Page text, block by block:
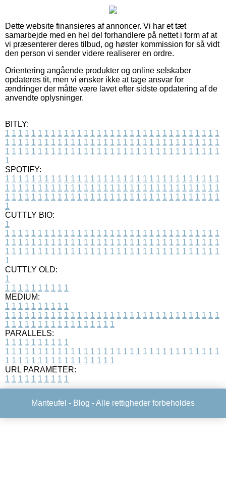
Dette website finansieres af annoncer. Vi har et tæt
samarbejde med en hel del forhandlere på nettet i form af at
vi præsenterer deres tilbud, og høster kommission for så vidt
den person vi sender videre realiserer en ordre.
Orientering angående produkter og online selskaber
opdateres tit, men vi ønsker ikke at tage ansvar for
ændringer der måtte være lavet efter sidste opdatering af de
anvendte oplysninger.
BITLY:
1 1 1 1 1 1 1 1 1 1 1 1 1 1 1 1 1 1 1 1 1 1 1 1 1 1 1 1 1 1 1 1 1
1 1 1 1 1 1 1 1 1 1 1 1 1 1 1 1 1 1 1 1 1 1 1 1 1 1 1 1 1 1 1 1 1
1 1 1 1 1 1 1 1 1 1 1 1 1 1 1 1 1 1 1 1 1 1 1 1 1 1 1 1 1 1 1 1 1
1
SPOTIFY:
1 1 1 1 1 1 1 1 1 1 1 1 1 1 1 1 1 1 1 1 1 1 1 1 1 1 1 1 1 1 1 1 1
1 1 1 1 1 1 1 1 1 1 1 1 1 1 1 1 1 1 1 1 1 1 1 1 1 1 1 1 1 1 1 1 1
1 1 1 1 1 1 1 1 1 1 1 1 1 1 1 1 1 1 1 1 1 1 1 1 1 1 1 1 1 1 1 1 1
1
CUTTLY BIO:
1
1 1 1 1 1 1 1 1 1 1 1 1 1 1 1 1 1 1 1 1 1 1 1 1 1 1 1 1 1 1 1 1 1
1 1 1 1 1 1 1 1 1 1 1 1 1 1 1 1 1 1 1 1 1 1 1 1 1 1 1 1 1 1 1 1 1
1 1 1 1 1 1 1 1 1 1 1 1 1 1 1 1 1 1 1 1 1 1 1 1 1 1 1 1 1 1 1 1 1
1
CUTTLY OLD:
1
1 1 1 1 1 1 1 1 1 1
MEDIUM:
1 1 1 1 1 1 1 1 1 1
1 1 1 1 1 1 1 1 1 1 1 1 1 1 1 1 1 1 1 1 1 1 1 1 1 1 1 1 1 1 1 1 1
1 1 1 1 1 1 1 1 1 1 1 1 1 1 1 1 1
PARALLELS:
1 1 1 1 1 1 1 1 1 1
1 1 1 1 1 1 1 1 1 1 1 1 1 1 1 1 1 1 1 1 1 1 1 1 1 1 1 1 1 1 1 1 1
1 1 1 1 1 1 1 1 1 1 1 1 1 1 1 1 1
URL PARAMETER:
1 1 1 1 1 1 1 1 1 1
Manteufel - Blog - Alle rettigheder forbeholdes